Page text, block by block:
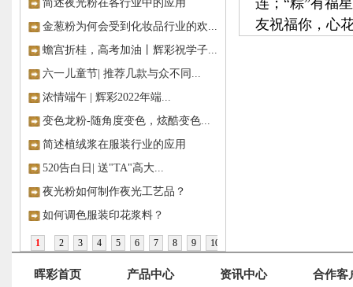
简述夜光粉在各行业中的应用
金葱粉为何会受到化妆品行业的欢...
蟾宫折桂，高考加油丨辉彩祝学子...
六一儿童节| 推荐几款与众不同...
浓情端午 | 辉彩2022年端...
变色龙粉-随角度变色，炫酷变色...
简述植绒浆在服装行业的应用
520告白日| 送"TA"高大...
夜光粉如何制作夜光工艺品？
如何调色服装印花浆料？
1 2 3 4 5 6 7 8 9
10
连；“粽”有福
友祝福你，心
晖彩首页 产品中心 资讯中心 合作客